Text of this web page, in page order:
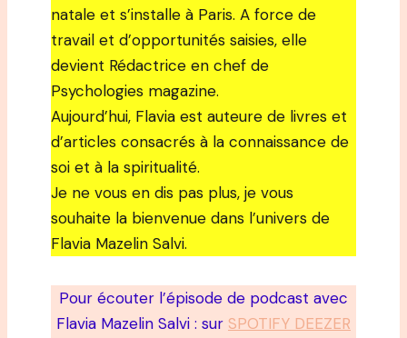
natale et s’installe à Paris. A force de
travail et d’opportunités saisies, elle
devient Rédactrice en chef de
Psychologies magazine.
Aujourd’hui, Flavia est auteure de livres et
d’articles consacrés à la connaissance de
soi et à la spiritualité.
Je ne vous en dis pas plus, je vous
souhaite la bienvenue dans l’univers de
Flavia Mazelin Salvi.
Pour écouter l’épisode de podcast avec
Flavia Mazelin Salvi : sur SPOTIFY DEEZER